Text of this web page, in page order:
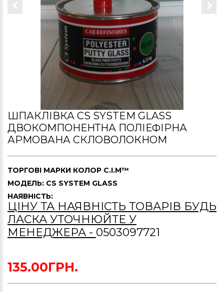
ШПАКЛІВКА CS SYSTEM GLASS
ДВОКОМПОНЕНТНА ПОЛІЕФІРНА
АРМОВАНА СКЛОВОЛОКНОМ
ТОРГОВІ МАРКИ КОЛОР С.І.М™
МОДЕЛЬ: CS SYSTEM GLASS
НАЯВНІСТЬ:
ЦІНУ ТА НАЯВНІСТЬ ТОВАРІВ БУДЬ
ЛАСКА УТОЧНЮЙТЕ У
МЕНЕДЖЕРА - 0503097721
135.00ГРН.